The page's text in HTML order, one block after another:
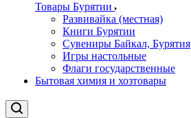
Товары Бурятии
Развивайка (местная)
Книги Бурятии
Сувениры Байкал, Бурятия
Игры настольные
Флаги государственные
Бытовая химия и хозтовары